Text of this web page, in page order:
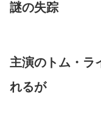
謎の失踪
主演のトム・ラ
れるが